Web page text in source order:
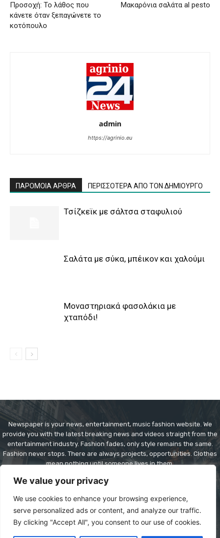
We value your privacy
We use cookies to enhance your browsing experience,
serve personalized ads or content, and analyze our traffic.
By clicking "Accept All", you consent to our use of cookies.
Προσοχή: Το λάθος που
κάνετε όταν ξεπαγώνετε το
κοτόπουλο
Μακαρόνια σαλάτα al pesto
admin
https://agrinio.eu
ΠΑΡΟΜΟΙΑ ΑΡΘΡΑ ΠΕΡΙΣΣΟΤΕΡΑ ΑΠΟ ΤΟΝ ΔΗΜΙΟΥΡΓΟ
Τσίζκεϊκ με σάλτσα σταφυλιού
Σαλάτα με σύκα, μπέικον και χαλούμι
Μοναστηριακά φασολάκια με
χταπόδι!
Newspaper is your news, entertainment, music fashion website. We
provide you with the latest breaking news and videos straight from the
entertainment industry. Fashion fades, only style remains the same.
Fashion never stops. There are always projects, opportunities. Clothes
mean nothing until someone lives in them.
Contact us:contact@yoursite.com